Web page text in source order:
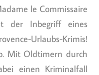
le Commissaire
der Inbegriff eines
Urlaubs-Krimis!
Mit Oldtimern durch
einen Kriminalfall